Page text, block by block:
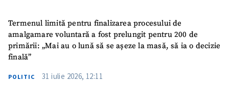
Termenul limită pentru finalizarea procesului de
amalgamare voluntară a fost prelungit pentru 200 de
primării: „Mai au o lună să se așeze la masă, să ia o decizie
finală”
POLITIC 31 iulie 2026, 12:11